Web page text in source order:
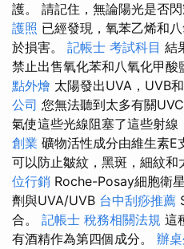
護。 請記住，無論陽光是否
護照 已經發現，氧苯乙烯和
於損害。 記帳士 考試科目 結
禁止出售氧化苯和八氧化甲酸
點外燴 太陽發出UVA，UVB
公司 您無法聽到太多有關
氣使這些光線阻塞了這些射線
創業 礦物活性成分由維生素E
可以防止皺紋，黑斑，細紋
位行銷 Roche-Posay細胞衛
劑與UVA/UVB 台中刮痧推薦
合。 記帳士 稅務相關法規 這
有酒精作為第四個成分。 辦